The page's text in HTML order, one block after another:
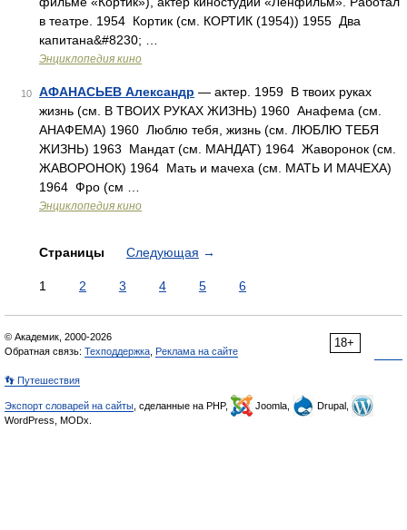
в театре. 1954 Кортик (см. КОРТИК (1954)) 1955 Два
капитана&#8230; …
Энциклопедия кино
10 АФАНАСЬЕВ Александр — актер. 1959 В твоих руках
жизнь (см. В ТВОИХ РУКАХ ЖИЗНЬ) 1960 Анафема (см.
АНАФЕМА) 1960 Люблю тебя, жизнь (см. ЛЮБЛЮ ТЕБЯ
ЖИЗНЬ) 1963 Мандат (см. МАНДАТ) 1964 Жаворонок (см.
ЖАВОРОНОК) 1964 Мать и мачеха (см. МАТЬ И МАЧЕХА)
1964 Фро (см …
Энциклопедия кино
Страницы Следующая →
1 2 3 4 5 6
18+
© Академик, 2000-2026
Обратная связь: Техподдержка Реклама на сайте
👣 Путешествия
Экспорт словарей на сайты , сделанные на PHP, Joomla,
Drupal,
WordPress, MODx.